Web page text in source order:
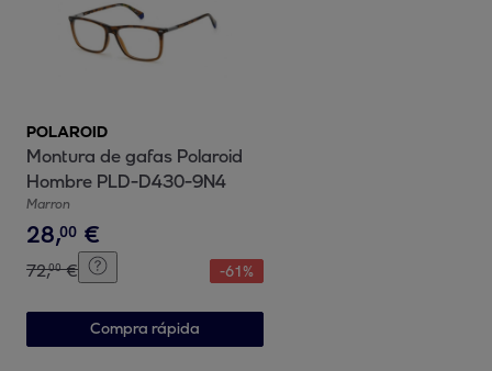
POLAROID
Montura de gafas Polaroid
Hombre PLD-D430-9N4
Marron
28,00 €
72,00 € -61%
Compra rápida